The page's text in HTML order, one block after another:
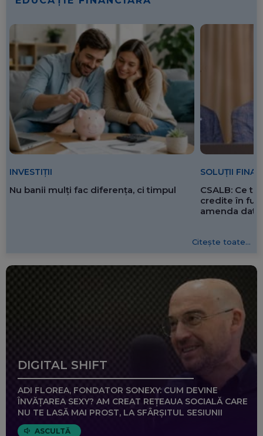
INVESTIȚII
Nu banii mulți fac diferența, ci timpul
SOLUȚII
CSALB: Ce
credite în
amenda
Citește toate...
DIGITAL SHIFT
ADI FLOREA, FONDATOR SONEXY: CUM DEVINE
ÎNVĂȚAREA SEXY? AM CREAT REȚEAUA SOCIALĂ CARE
NU TE LASĂ MAI PROST, LA SFÂRȘITUL SESIUNII
ASCULTĂ